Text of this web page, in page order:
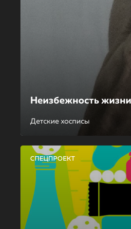
Неизбежность жизни
Детские хосписы
СПЕЦПРОЕКТ